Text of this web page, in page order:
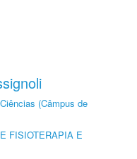
(Câmpus de
FISIOTERAPIA E